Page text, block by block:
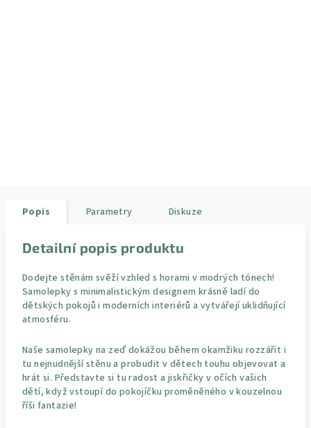
Popis Parametry Diskuze
Detailní popis produktu
Dodejte stěnám svěží vzhled s horami v modrých tónech!
Samolepky s minimalistickým designem krásně ladí do
dětských pokojů i moderních interiérů a vytvářejí uklidňující
atmosféru.
Naše samolepky na zeď dokážou během okamžiku rozzářit i
tu nejnudnější stěnu a probudit v dětech touhu objevovat a
hrát si. Představte si tu radost a jiskřičky v očích vašich
dětí, když vstoupí do pokojíčku proměněného v kouzelnou
říši fantazie!